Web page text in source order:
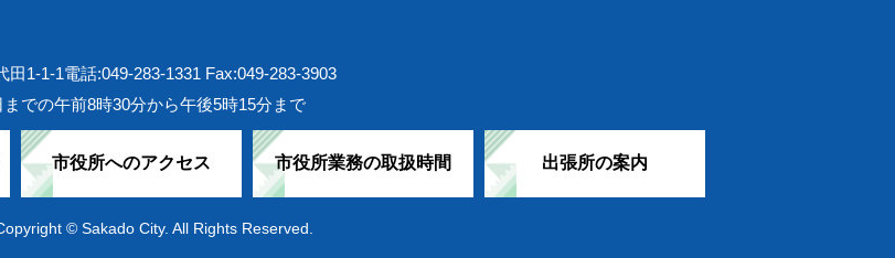
田1-1-1電話:049-283-1331 Fax:049-283-3903
での午前8時30分から午後5時15分まで
市役所へのアクセス 市役所業務の取扱時間 出張所の案内
© Sakado City. All Rights Reserved.